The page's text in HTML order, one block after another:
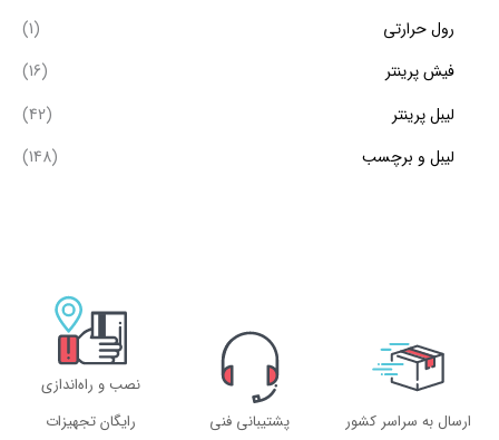
رول حرارتی
(1)
فیش پرینتر
(16)
لیبل پرینتر
(42)
لیبل و برچسب
(148)
ارسال به سراسر کشور پشتیبانی فنی
نصب و راه‌اندازی
رایگان تجهیزات